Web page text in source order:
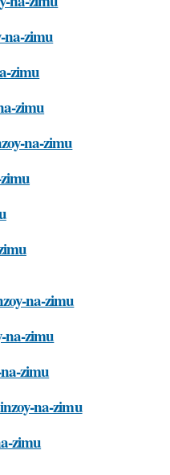
na-zimu
zimu
zimu
na-zimu
na-zimu
na-zimu
zimu
na-zimu
zimu